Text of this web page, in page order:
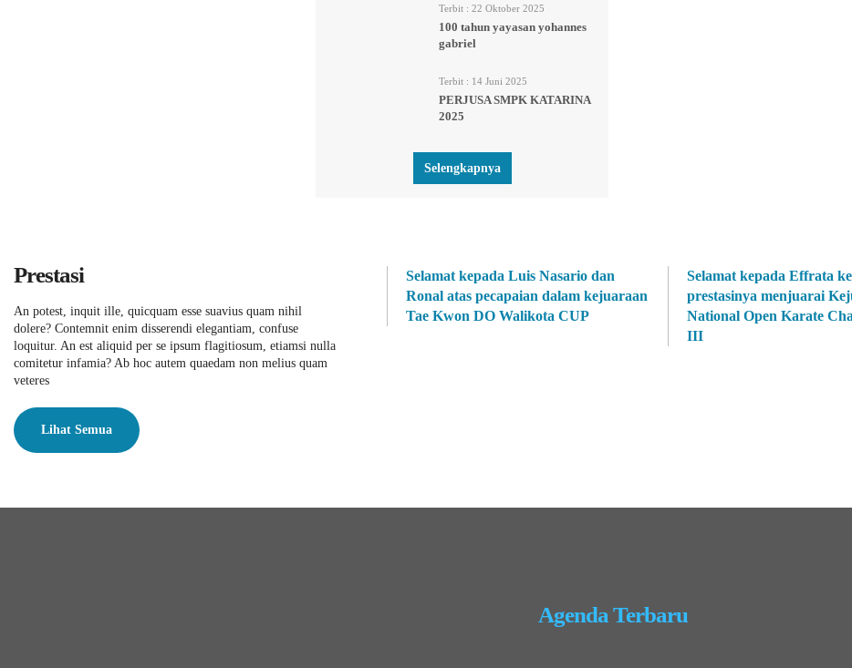
Terbit : 22 Oktober 2025
100 tahun yayasan yohannes
gabriel
Terbit : 14 Juni 2025
PERJUSA SMPK KATARINA
2025
Selengkapnya
Prestasi
An potest, inquit ille, quicquam esse suavius quam nihil
dolere? Contemnit enim disserendi elegantiam, confuse
loquitur. An est aliquid per se ipsum flagitiosum, etiamsi nulla
comitetur infamia? Ab hoc autem quaedam non melius quam
veteres
Lihat Semua
Selamat kepada Luis Nasario dan
Ronal atas pecapaian dalam kejuaraan
Tae Kwon DO Walikota CUP
Selamat kepada Effrata
prestasinya menjuarai
National Open Karate
III
Agenda Terbaru